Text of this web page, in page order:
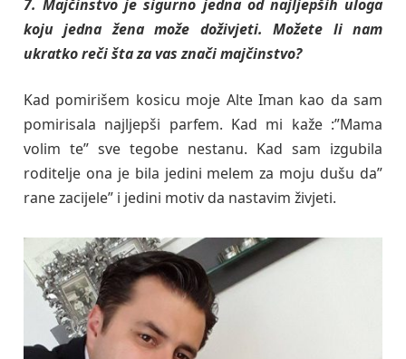
7. Majčinstvo je sigurno jedna od najljepših uloga
koju jedna žena može doživjeti. Možete li nam
ukratko reči šta za vas znači majčinstvo?
Kad pomirišem kosicu moje Alte Iman kao da sam
pomirisala najljepši parfem. Kad mi kaže :”Mama
volim te” sve tegobe nestanu. Kad sam izgubila
roditelje ona je bila jedini melem za moju dušu da”
rane zacijele” i jedini motiv da nastavim živjeti.